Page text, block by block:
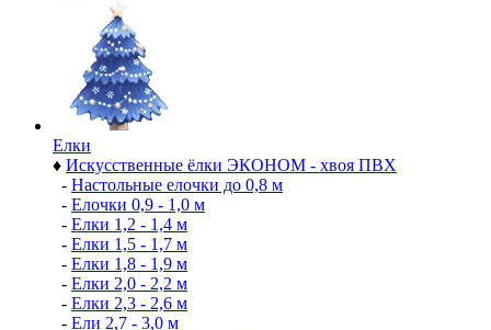
Елки
♦ Искусственные ёлки ЭКОНОМ - хвоя ПВХ
- Настольные елочки до 0,8 м
- Елочки 0,9 - 1,0 м
- Елки 1,2 - 1,4 м
- Елки 1,5 - 1,7 м
- Елки 1,8 - 1,9 м
- Елки 2,0 - 2,2 м
- Елки 2,3 - 2,6 м
- Ели 2,7 - 3,0 м